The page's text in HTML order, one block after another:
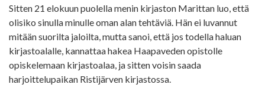
Sitten 21 elokuun puolella menin kirjaston Marittan luo, että
olisiko sinulla minulle oman alan tehtäviä. Hän ei luvannut
mitään suorilta jaloilta, mutta sanoi, että jos todella haluan
kirjastoalalle, kannattaa hakea Haapaveden opistolle
opiskelemaan kirjastoalaa, ja sitten voisin saada
harjoittelupaikan Ristijärven kirjastossa.